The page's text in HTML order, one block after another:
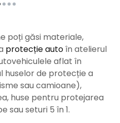
poți găsi materiale,
protecție autoîn atelierul
aflat în
huselor de protecție a
sau camioane),
huse pentru protejarea
sau seturi 5 în 1.